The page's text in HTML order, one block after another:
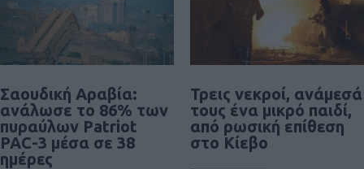
Σαουδική Αραβία:
ανάλωσε το 86% των
πυραύλων Patriot
PAC-3 μέσα σε 38
ημέρες
Τρεις νεκροί, ανάμεσά
τους ένα μικρό παιδί,
από ρωσική επίθεση
στο Κίεβο